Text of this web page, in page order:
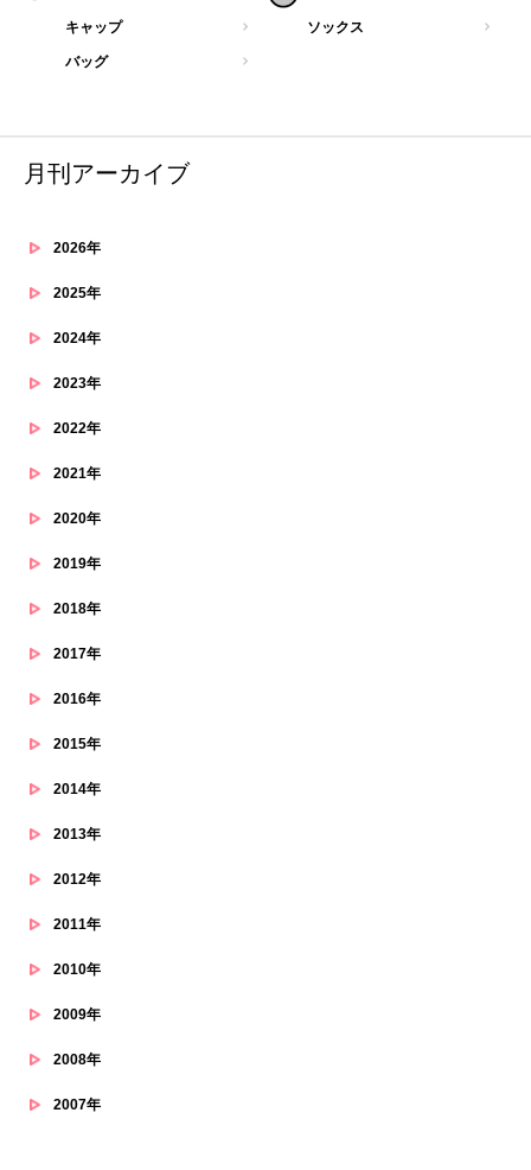
キャップ ソックス
バッグ
月刊アーカイブ
2026年
2025年
2024年
2023年
2022年
2021年
2020年
2019年
2018年
2017年
2016年
2015年
2014年
2013年
2012年
2011年
2010年
2009年
2008年
2007年